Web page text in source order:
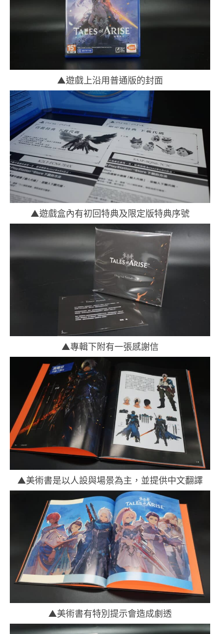
▲遊戲上沿用普通版的封面
▲遊戲盒內有初回特典及限定版特典序號
▲專輯下附有一張感謝信
▲美術書是以人設與場景為主，並提供中文翻譯
▲美術書有特別提示會造成劇透